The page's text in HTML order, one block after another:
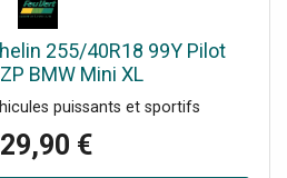
255/40R18 99Y Pilot
BMW Mini XL
puissants et sportifs
€